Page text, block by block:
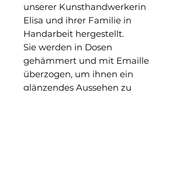
unserer Kunsthandwerkerin
Elisa und ihrer Familie in
Handarbeit hergestellt.
Sie werden in Dosen
gehämmert und mit Emaille
überzogen, um ihnen ein
glänzendes Aussehen zu